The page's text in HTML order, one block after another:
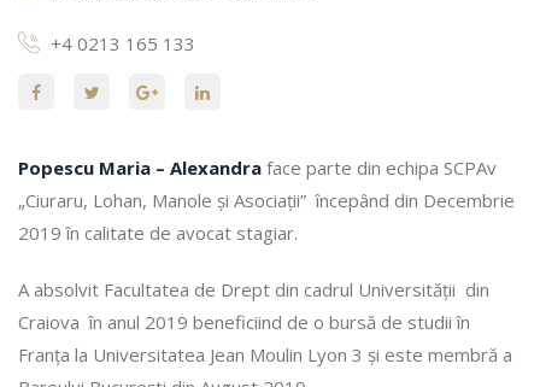
+4 0213 165 133
Popescu Maria – Alexandra face parte din echipa SCPAv
„Ciuraru, Lohan, Manole și Asociații” începând din Decembrie
2019 în calitate de avocat stagiar.
A absolvit Facultatea de Drept din cadrul Universității din
Craiova în anul 2019 beneficiind de o bursă de studii în
Franța la Universitatea Jean Moulin Lyon 3 și este membră a